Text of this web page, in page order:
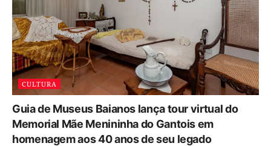
CULTURA
Guia de Museus Baianos lança tour virtual do
Memorial Mãe Menininha do Gantois em
homenagem aos 40 anos de seu legado